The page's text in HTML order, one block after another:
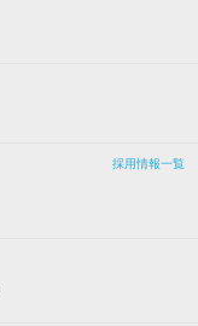
採用情報一覧